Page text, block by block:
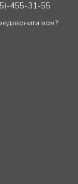
455-31-55
вам?